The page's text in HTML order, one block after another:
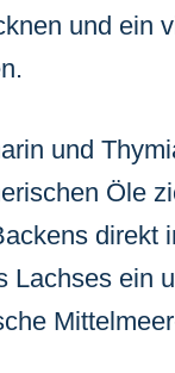
und ein
und
Öle
direkt
Lachses ein